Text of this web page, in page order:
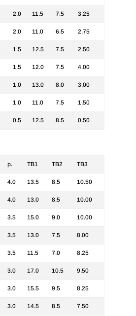
2.0 11.5 7.5 3.25
2.0 11.0 6.5 2.75
1.5 12.5 7.5 2.50
1.5 12.0 7.5 4.00
1.0 13.0 8.0 3.00
1.0 11.0 7.5 1.50
0.5 12.5 8.5 0.50
p. TB1 TB2 TB3
4.0 13.5 8.5 10.50
4.0 13.0 8.5 10.00
3.5 15.0 9.0 10.00
3.5 13.0 7.5 8.00
3.5 11.5 7.0 8.25
3.0 17.0 10.5 9.50
3.0 15.5 9.5 8.25
3.0 14.5 8.5 7.50